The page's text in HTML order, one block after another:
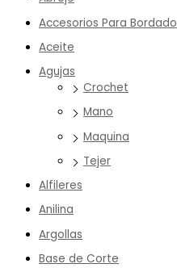
Accesorios Para Bordado
Aceite
Agujas
Crochet
Mano
Maquina
Tejer
Alfileres
Anilina
Argollas
Base de Corte